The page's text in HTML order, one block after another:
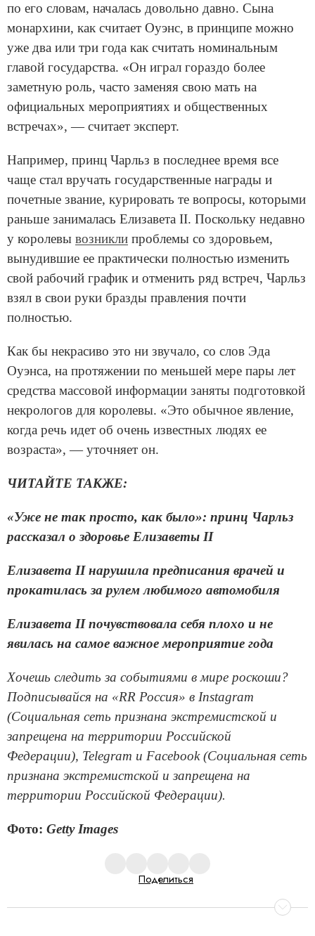
по его словам, началась довольно давно. Сына
монархини, как считает Оуэнс, в принципе можно
уже два или три года как считать номинальным
главой государства. «Он играл гораздо более
заметную роль, часто заменяя свою мать на
официальных мероприятиях и общественных
встречах», — считает эксперт.
Например, принц Чарльз в последнее время все
чаще стал вручать государственные награды и
почетные звание, курировать те вопросы, которыми
раньше занималась Елизавета II. Поскольку недавно
у королевы возникли проблемы со здоровьем,
вынудившие ее практически полностью изменить
свой рабочий график и отменить ряд встреч, Чарльз
взял в свои руки бразды правления почти
полностью.
Как бы некрасиво это ни звучало, со слов Эда
Оуэнса, на протяжении по меньшей мере пары лет
средства массовой информации заняты подготовкой
некрологов для королевы. «Это обычное явление,
когда речь идет об очень известных людях ее
возраста», — уточняет он.
ЧИТАЙТЕ ТАКЖЕ:
«Уже не так просто, как было»: принц Чарльз
рассказал о здоровье Елизаветы II
Елизавета II нарушила предписания врачей и
прокатилась за рулем любимого автомобиля
Елизавета II почувствовала себя плохо и не
явилась на самое важное мероприятие года
Хочешь следить за событиями в мире роскоши?
Подписывайся на «RR Россия» в Instagram
(Социальная сеть признана экстремистской и
запрещена на территории Российской
Федерации), Telegram и Facebook (Социальная сеть
признана экстремистской и запрещена на
территории Российской Федерации).
Фото: Getty Images
Поделиться